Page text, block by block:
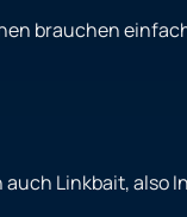
brauchen
Linkbait, also